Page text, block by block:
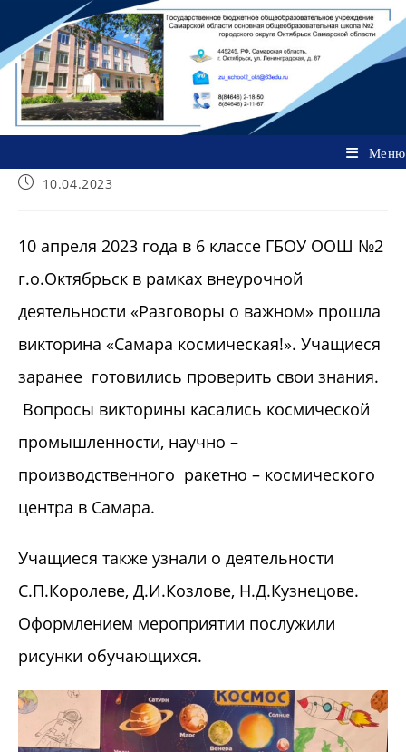
содержимому
Меню
Запись10.04.2023
10 апреля 2023 года в 6 классе ГБОУ ООШ №2
г.о.Октябрьск в рамках внеурочной
деятельности «Разговоры о важном» прошла
викторина «Самара космическая!». Учащиеся
заранее готовились проверить свои знания.
Вопросы викторины касались космической
промышленности, научно –
производственного ракетно – космического
центра в Самара.
​Учащиеся также узнали о деятельности
С.П.Королеве, Д.И.Козлове, Н.Д.Кузнецове.
Оформлением мероприятии послужили
рисунки обучающихся.